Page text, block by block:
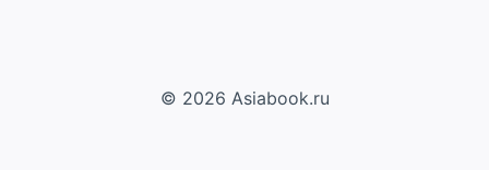
© 2026 Asiabook.ru